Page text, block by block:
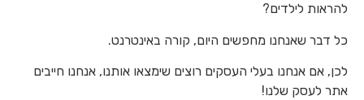
להראות לילדים?
כל דבר שאנחנו מחפשים היום, קורה באינטרנט.
לכן, אם אנחנו בעלי העסקים רוצים שימצאו אותנו, אנחנו חייבים
אתר לעסק שלנו!